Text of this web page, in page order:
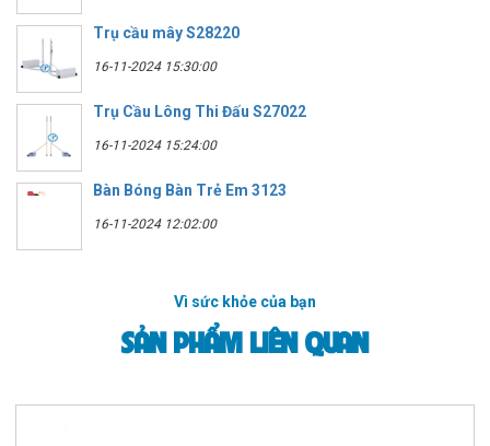
Trụ cầu mây S28220
16-11-2024 15:30:00
Trụ Cầu Lông Thi Đấu S27022
16-11-2024 15:24:00
Bàn Bóng Bàn Trẻ Em 3123
16-11-2024 12:02:00
Vì sức khỏe của bạn
SẢN PHẨM LIÊN QUAN